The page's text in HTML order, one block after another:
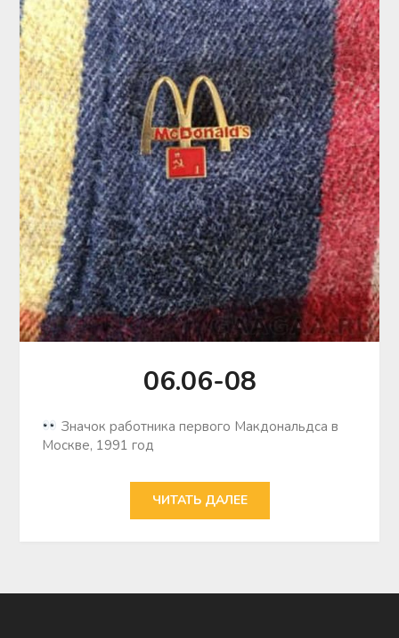
06.06-08
Значок работника первого Макдональдса в
Москве, 1991 год
ЧИТАТЬ ДАЛЕЕ